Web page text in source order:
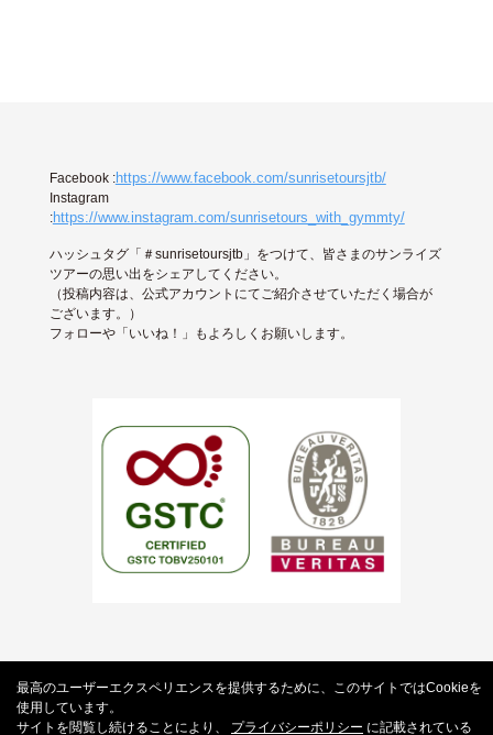
最高のユーザーエクスペリエンスを提供するために、このサイトではCookieを
使用しています。
サイトを閲覧し続けることにより、 プライバシーポリシー に記載されている
Facebook :https://www.facebook.com/sunrisetoursjtb/
Instagram
:https://www.instagram.com/sunrisetours_with_gymmty/
ハッシュタグ「＃sunrisetoursjtb」をつけて、皆さまのサンライズ
ツアーの思い出をシェアしてください。
（投稿内容は、公式アカウントにてご紹介させていただく場合が
ございます。）
フォローや「いいね！」もよろしくお願いします。